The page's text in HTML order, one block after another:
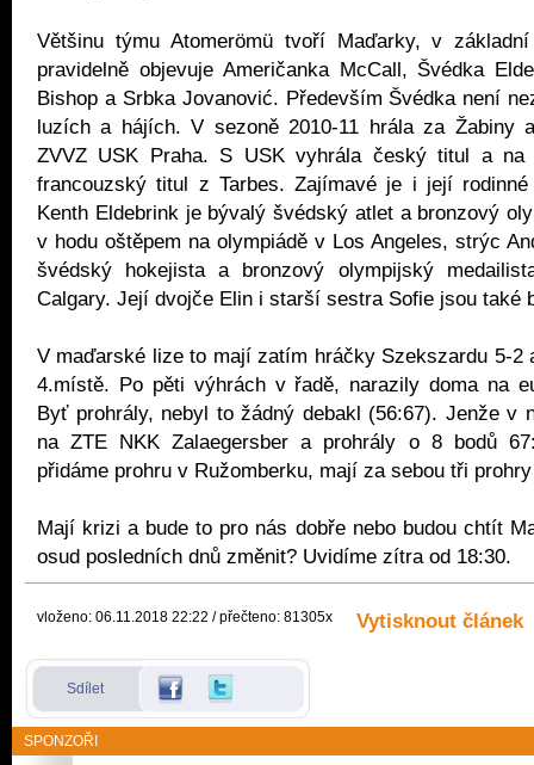
Většinu týmu Atomerömü tvoří Maďarky, v
pravidelně objevuje Američanka McCall, Švédka
Bishop a Srbka Jovanović. Především Švédka není
luzích a hájích. V sezoně 2010-11 hrála za Žabiny
ZVVZ USK Praha. S USK vyhrála český titul a
francouzský titul z Tarbes. Zajímavé je i její
Kenth Eldebrink je bývalý švédský atlet a bronzový
v hodu oštěpem na olympiádě v Los Angeles, strýc
švédský hokejista a bronzový olympijský
Calgary. Její dvojče Elin i starší sestra Sofie jsou také
V maďarské lize to mají zatím hráčky Szekszardu 5-2
4.místě. Po pěti výhrách v řadě, narazily doma na
Byť prohrály, nebyl to žádný debakl (56:67). Jenže v
na ZTE NKK Zalaegersber a prohrály o 8 bodů
přidáme prohru v Ružomberku, mají za sebou tři
Mají krizi a bude to pro nás dobře nebo budou chtít
osud posledních dnů změnit? Uvidíme zítra od 18:30.
vloženo: 06.11.2018 22:22 / přečteno: 81305x Vytisknout článek
Sdílet
SPONZOŘI